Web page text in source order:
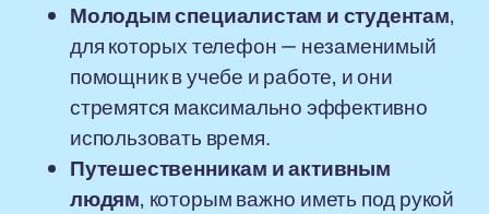
Молодым специалистам и студентам,
для которых телефон — незаменимый
помощник в учебе и работе, и они
стремятся максимально эффективно
использовать время.
Путешественникам и активным
людям, которым важно иметь под рукой